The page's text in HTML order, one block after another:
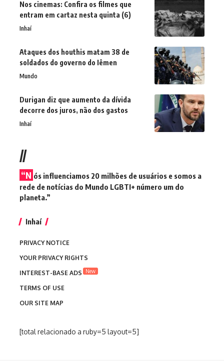
Nos cinemas: Confira os filmes que
entram em cartaz nesta quinta (6)
Inhaí
Ataques dos houthis matam 38 de
soldados do governo do Iêmen
Mundo
Durigan diz que aumento da dívida
decorre dos juros, não dos gastos
Inhaí
//
“N ós influenciamos 20 milhões de usuários e somos a
rede de notícias do Mundo LGBTI+ número um do
planeta.”
Inhaí
PRIVACY NOTICE
YOUR PRIVACY RIGHTS
INTEREST-BASE ADS
New
TERMS OF USE
OUR SITE MAP
[total relacionado a ruby=5 layout=5]